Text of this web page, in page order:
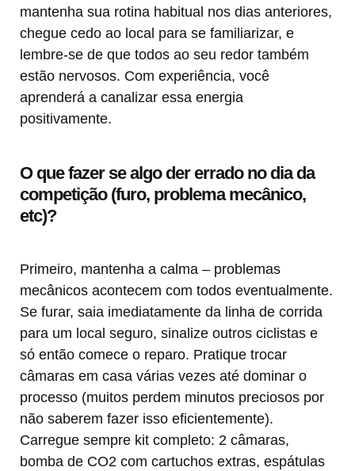
mantenha sua rotina habitual nos dias anteriores,
chegue cedo ao local para se familiarizar, e
lembre-se de que todos ao seu redor também
estão nervosos. Com experiência, você
aprenderá a canalizar essa energia
positivamente.
O que fazer se algo der errado no dia da
competição (furo, problema mecânico,
etc)?
Primeiro, mantenha a calma – problemas
mecânicos acontecem com todos eventualmente.
Se furar, saia imediatamente da linha de corrida
para um local seguro, sinalize outros ciclistas e
só então comece o reparo. Pratique trocar
câmaras em casa várias vezes até dominar o
processo (muitos perdem minutos preciosos por
não saberem fazer isso eficientemente).
Carregue sempre kit completo: 2 câmaras,
bomba de CO2 com cartuchos extras, espátulas